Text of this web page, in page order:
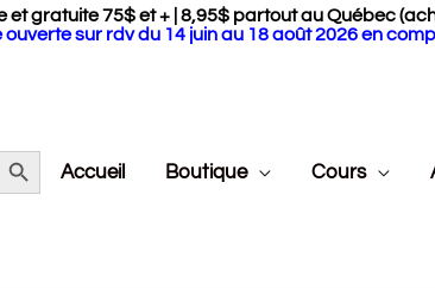
et gratuite 75$ et + | 8,95$ partout au Québec
sur rdv du 14 juin au 18 août 2026 en
Button
Accueil Boutique Cours